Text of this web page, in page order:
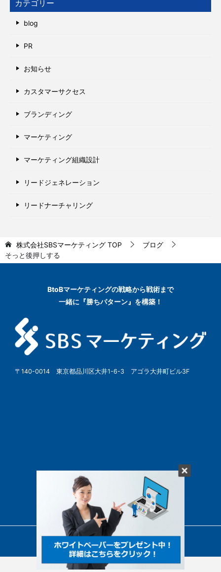
カテゴリー
blog
PR
お知らせ
カスタマーサクセス
ブランディング
マーケティング
マーケティング組織設計
リードジェネレーション
リードナーチャリング
株式会社SBSマーケティング TOP
ブログ
そっと後押しする
BtoBマーケティングの戦略から戦術まで
一緒に『勝ちパターン』を構築！
〒140-0014 東京都品川区大井1-6-3 アゴラ大井町ビル3F
© SBSMarketing Co., Ltd.